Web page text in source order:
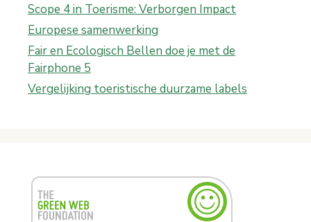
Scope 4 in Toerisme: Verborgen Impact
Europese samenwerking
Fair en Ecologisch Bellen doe je met de
Fairphone 5
Vergelijking toeristische duurzame labels